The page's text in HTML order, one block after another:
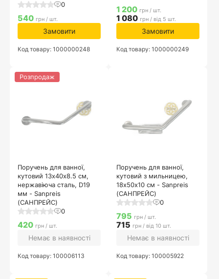
0
540 грн / шт.
Замовити
Код товару: 1000000248
1 200 грн / шт.
1 080 грн / від 5 шт.
Замовити
Код товару: 1000000249
Поручень для ванної,
кутовий 13х40х8.5 см,
нержавіюча сталь, D19
мм - Sanpreis
(САНПРЕЙС)
0
Розпродаж
420 грн / шт.
Немає в наявності
Код товару: 100006113
Поручень для ванної,
кутовий з мильницею,
18х50х10 см - Sanpreis
(САНПРЕЙС)
0
795 грн / шт.
715 грн / від 10 шт.
Немає в наявності
Код товару: 100005922